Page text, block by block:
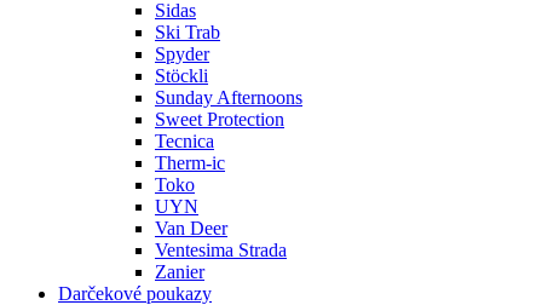
Sidas
Ski Trab
Spyder
Stöckli
Sunday Afternoons
Sweet Protection
Tecnica
Therm-ic
Toko
UYN
Van Deer
Ventesima Strada
Zanier
Darčekové poukazy